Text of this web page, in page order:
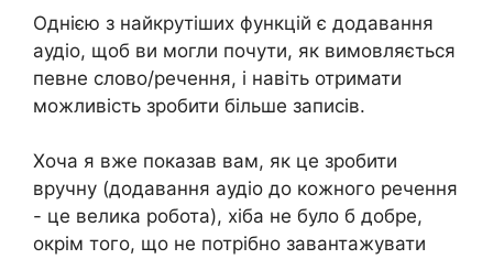
Однією з найкрутіших функцій є додавання
аудіо, щоб ви могли почути, як вимовляється
певне слово/речення, і навіть отримати
можливість зробити більше записів.
Хоча я вже показав вам, як це зробити
вручну (додавання аудіо до кожного речення
- це велика робота), хіба не було б добре,
окрім того, що не потрібно завантажувати